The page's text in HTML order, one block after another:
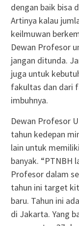
dengan baik bisa
Artinya kalau
keilmuwan
Dewan Profesor
jangan ditunda.
juga untuk
fakultas dan dari
imbuhnya.
Dewan Profesor
tahun kedepan
lain untuk
banyak. “PTNBH
Profesor dalam
tahun ini target
baru. Tahun ini
di Jakarta. Yang